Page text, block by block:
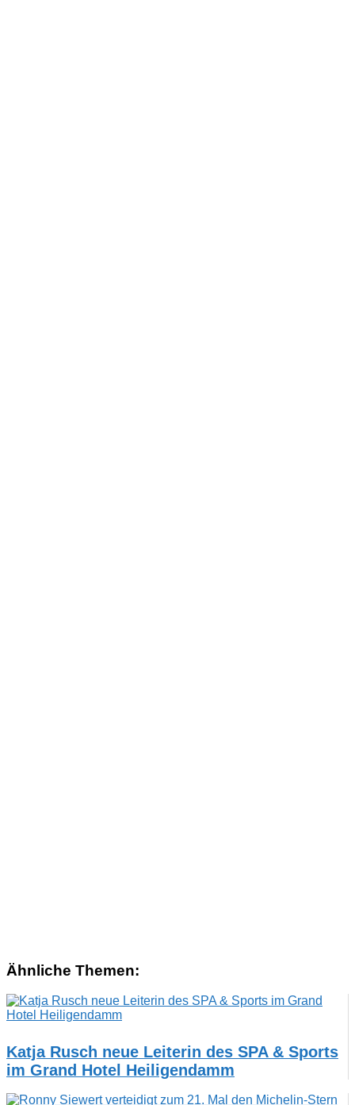
Ähnliche Themen:
Katja Rusch neue Leiterin des SPA & Sports
im Grand Hotel Heiligendamm